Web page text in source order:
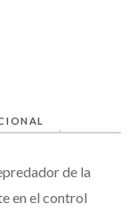
de la
en el control